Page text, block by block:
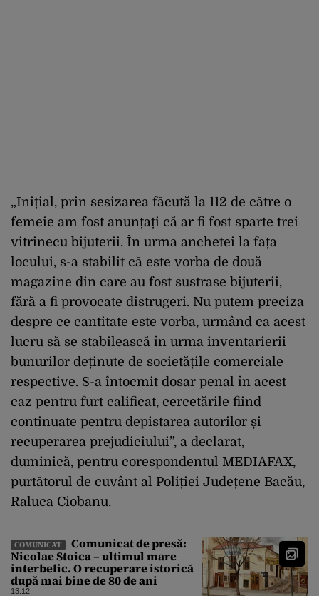
„Inițial, prin sesizarea făcută la 112 de către o
femeie am fost anunțați că ar fi fost sparte trei
vitrinecu bijuterii. În urma anchetei la fața
locului, s-a stabilit că este vorba de două
magazine din care au fost sustrase bijuterii,
fără a fi provocate distrugeri. Nu putem preciza
despre ce cantitate este vorba, urmând ca acest
lucru să se stabilească în urma inventarierii
bunurilor deținute de societățile comerciale
respective. S-a întocmit dosar penal în acest
caz pentru furt calificat, cercetările fiind
continuate pentru depistarea autorilor și
recuperarea prejudiciului”, a declarat,
duminică, pentru corespondentul MEDIAFAX,
purtătorul de cuvânt al Poliției Județene Bacău,
Raluca Ciobanu.
COMUNICAT
Comunicat de presă:
Nicolae Stoica – ultimul mare
interbelic. O recuperare istorică
după mai bine de 80 de ani
13:12